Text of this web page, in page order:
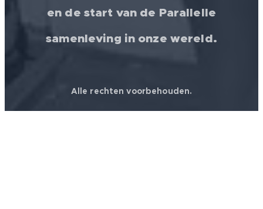
en de start van de Parallelle
samenleving in onze wereld.
Alle rechten voorbehouden.